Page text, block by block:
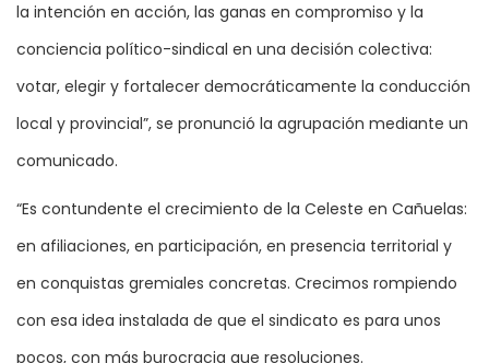
la intención en acción, las ganas en compromiso y la
conciencia político-sindical en una decisión colectiva:
votar, elegir y fortalecer democráticamente la conducción
local y provincial”, se pronunció la agrupación mediante un
comunicado.
“Es contundente el crecimiento de la Celeste en Cañuelas:
en afiliaciones, en participación, en presencia territorial y
en conquistas gremiales concretas. Crecimos rompiendo
con esa idea instalada de que el sindicato es para unos
pocos, con más burocracia que resoluciones.